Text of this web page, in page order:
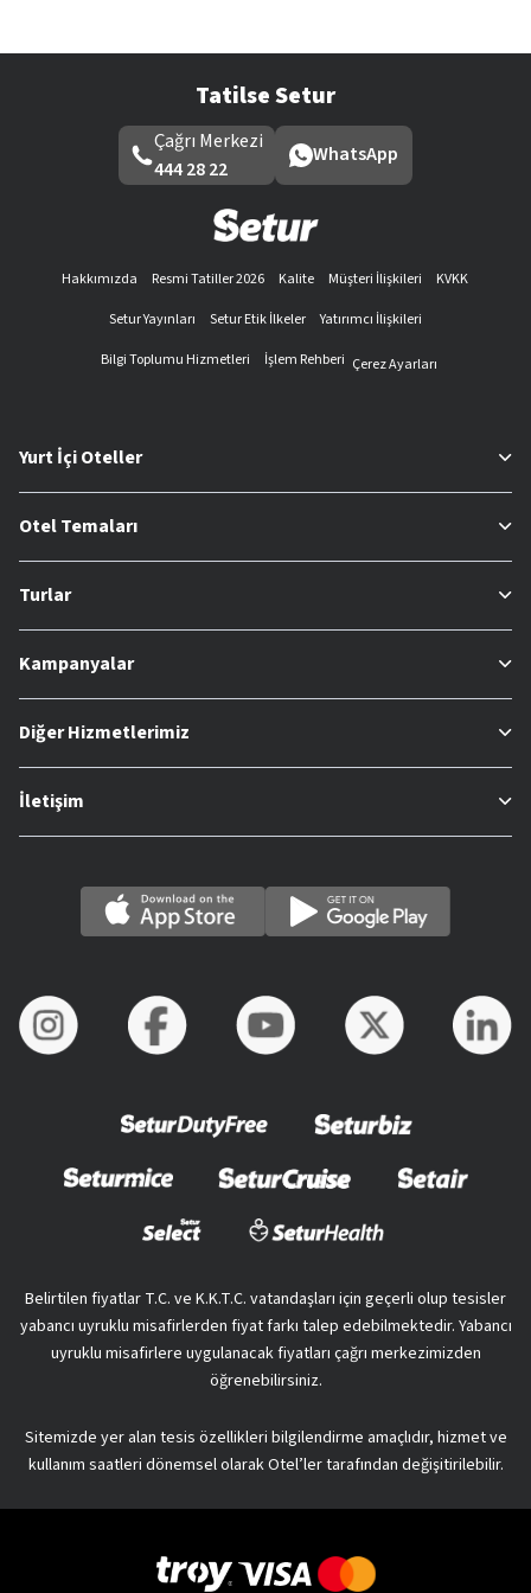
Tatilse Setur
Çağrı Merkezi
444 28 22
WhatsApp
Hakkımızda Resmi Tatiller 2026 Kalite Müşteri İlişkileri
KVKK
Setur Yayınları
Setur Etik İlkeler
Yatırımcı İlişkileri
Bilgi Toplumu Hizmetleri
İşlem Rehberi Çerez Ayarları
Yurt İçi Oteller
Otel Temaları
Turlar
Kampanyalar
Diğer Hizmetlerimiz
İletişim
Belirtilen fiyatlar T.C. ve K.K.T.C. vatandaşları için geçerli olup tesisler
yabancı uyruklu misafirlerden fiyat farkı talep edebilmektedir. Yabancı
uyruklu misafirlere uygulanacak fiyatları çağrı merkezimizden
öğrenebilirsiniz.
Sitemizde yer alan tesis özellikleri bilgilendirme amaçlıdır, hizmet ve
kullanım saatleri dönemsel olarak Otel’ler tarafından değişitirilebilir.